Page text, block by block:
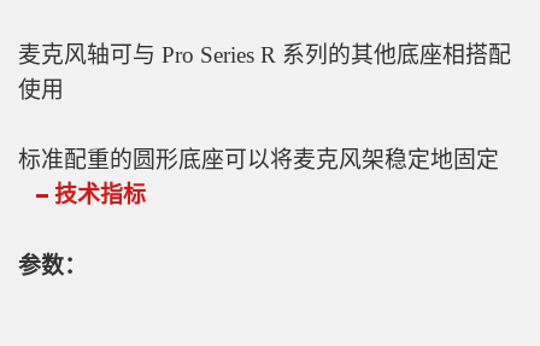
麦克风轴可与 Pro Series R 系列的其他底座相搭配
使用
标准配重的圆形底座可以将麦克风架稳定地固定
技术指标
参数：